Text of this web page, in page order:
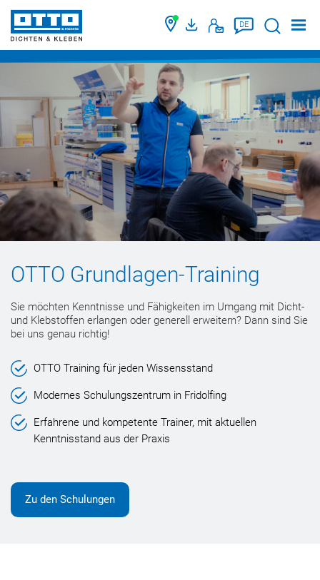
DE Suche
OTTO Grundlagen-Training
Sie möchten Kenntnisse und Fähigkeiten im Umgang mit Dicht-
und Klebstoffen erlangen oder generell erweitern? Dann sind Sie
bei uns genau richtig!
OTTO Training für jeden Wissensstand
Modernes Schulungszentrum in Fridolfing
Erfahrene und kompetente Trainer, mit aktuellen
Kenntnisstand aus der Praxis
Zu den Schulungen